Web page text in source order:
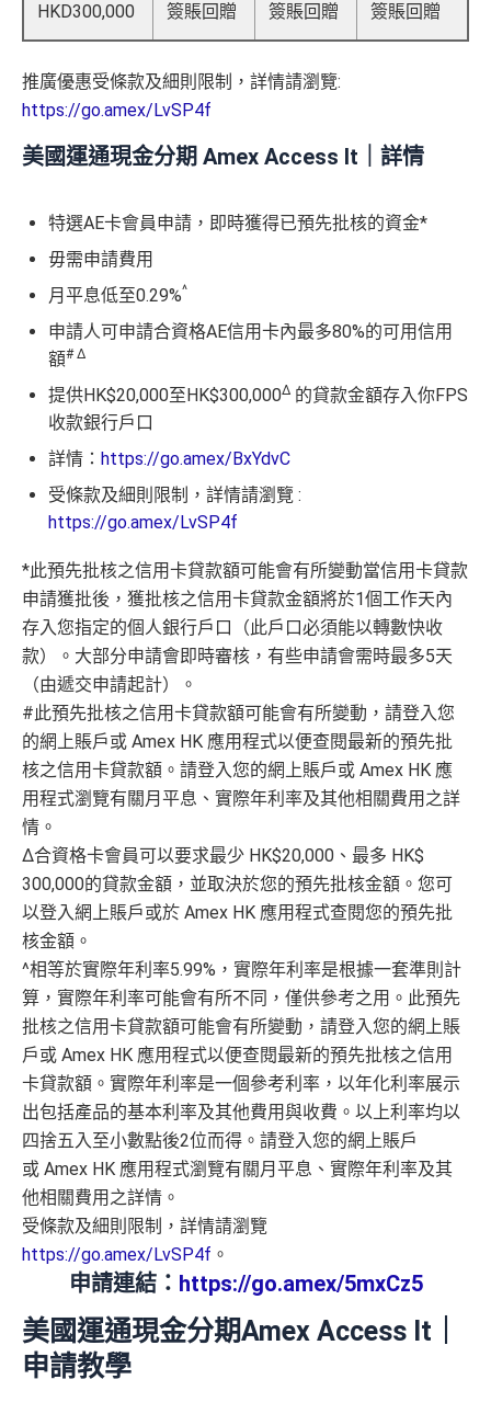
HKD300,000
簽賬回贈
簽賬回贈
簽賬回贈
推廣優惠受條款及細則限制，詳情請瀏覽:
https://go.amex/LvSP4f
美國運通現金分期 Amex Access It｜詳情
特選AE卡會員申請，即時獲得已預先批核的資金*
毋需申請費用
月平息低至0.29%^
申請人可申請合資格AE信用卡內最多80%的可用信用
額#Δ
提供HK$20,000至HK$300,000Δ 的貸款金額存入你FPS
收款銀行戶口
詳情： https://go.amex/BxYdvC
受條款及細則限制，詳情請瀏覽 :
https://go.amex/LvSP4f
*此預先批核之信用卡貸款額可能會有所變動當信用卡貸款
申請獲批後 ， 獲批核之信用卡貸款金額將於1個工作天內
存入您指定的個人銀行戶 口（此戶口必須能以轉數快收
款）。大部分申請會即時審核， 有些申請會需時最多5天
（由遞交申請起計）。
#此預先批核之信用卡貸款額可能會有所變動， 請登入您
的網上賬戶或 Amex HK 應用程式以便查閱最新的預先批
核之信用卡貸款額。 請登入您的網上賬戶或 Amex HK 應
用程式瀏覽有關月平息、實際年利率及其他相關費用之詳
情。
Δ合資格卡會員可以要求最少 HK$20,000、最多 HK$
300,000的貸款金額，並取決於您的預先批核金額。 您可
以登入網上賬戶或於 Amex HK 應用程式查閱您的預先批
核金額。
^相等於實際年利率5.99%，實際年利率是根據一套準則計
算， 實際年利率可能會有所不同，僅供參考之用。 此預先
批核之信用卡貸款額可能會有所變動，請登入您的網上賬
戶或 Amex HK 應用程式以便查閱最新的預先批核之信用
卡貸款額。 實際年利率是一個參考利率， 以年化利率展示
出包括產品的基本利率及其他費用與收費。 以上利率均以
四捨五入至小數點後2位而得。 請登入您的網上賬戶
或 Amex HK 應用程式瀏覽有關月平息、實際年利率及其
他相關費用之詳情。
受條款及細則限制，詳情請瀏覽
https://go.amex/LvSP4f 。
申請連結： https://go.amex/5mxCz5
美國運通現金分期Amex Access It｜
申請教學